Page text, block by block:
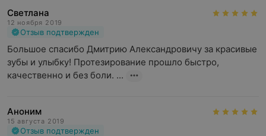
Светлана
12 ноября 2019
Отзыв подтвержден
Большое спасибо Дмитрию Александровичу за красивые
зубы и улыбку! Протезирование прошло быстро,
качественно и без боли. ...
Аноним
15 августа 2019
Отзыв подтвержден